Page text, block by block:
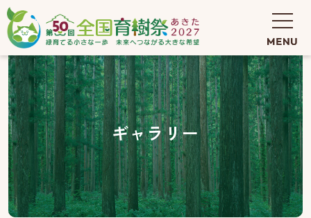
ギャラリー